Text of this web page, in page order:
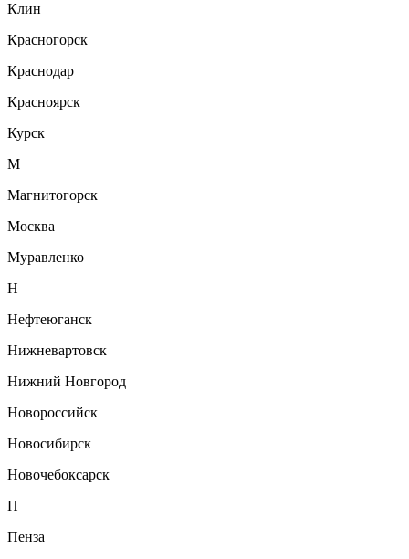
Клин
Красногорск
Краснодар
Красноярск
Курск
М
Магнитогорск
Москва
Муравленко
Н
Нефтеюганск
Нижневартовск
Нижний Новгород
Новороссийск
Новосибирск
Новочебоксарск
П
Пенза